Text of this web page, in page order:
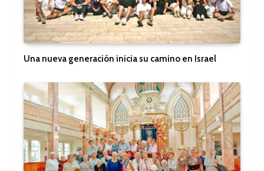
Una nueva generación inicia su camino en Israel